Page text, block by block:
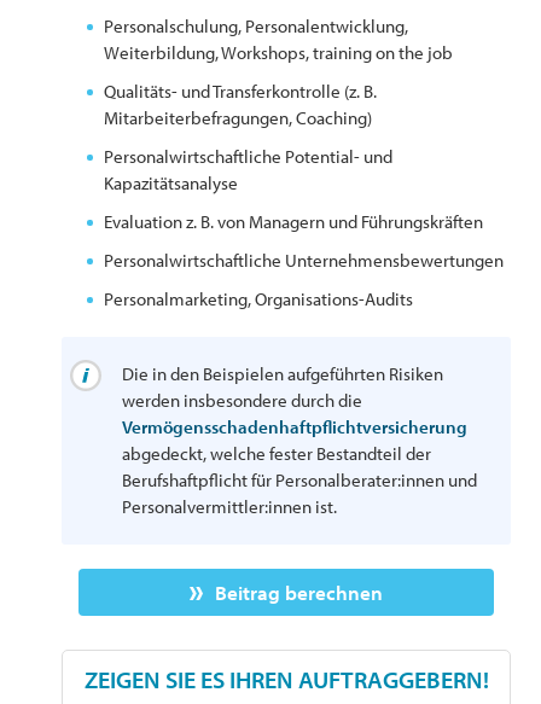
Personalschulung, Personalentwicklung,
Weiterbildung, Workshops, training on the job
Qualitäts- und Transferkontrolle (z. B.
Mitarbeiterbefragungen, Coaching)
Personalwirtschaftliche Potential- und
Kapazitätsanalyse
Evaluation z. B. von Managern und Führungskräften
Personalwirtschaftliche Unternehmensbewertungen
Personalmarketing, Organisations-Audits
Die in den Beispielen aufgeführten Risiken
werden insbesondere durch die
Vermögensschadenhaftpflichtversicherung
abgedeckt, welche fester Bestandteil der
Berufshaftpflicht für Personalberater:innen und
Personalvermittler:innen ist.
Beitrag berechnen
ZEIGEN SIE ES IHREN AUFTRAGGEBERN!